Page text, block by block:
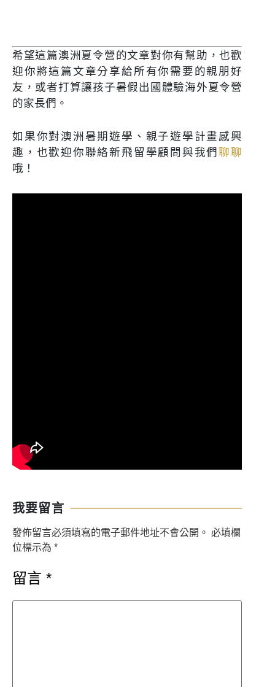
希望這篇澳洲夏令營的文章對你有幫助，也歡
迎你將這篇文章分享給所有你需要的親朋好
友，或者打算讓孩子暑假出國體驗海外夏令營
的家長們。
如果你對澳洲暑期遊學、親子遊學計畫感興
趣，也歡迎你聯絡新飛留學顧問與我們聊聊
哦！
我要留言
發佈留言必須填寫的電子郵件地址不會公開。 必填欄
位標示為 *
留言 *